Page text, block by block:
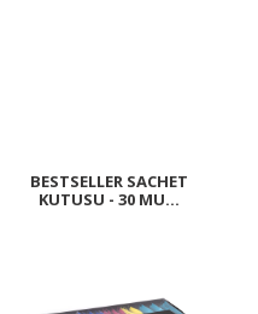
BESTSELLER SACHET
KUTUSU - 30 MU...